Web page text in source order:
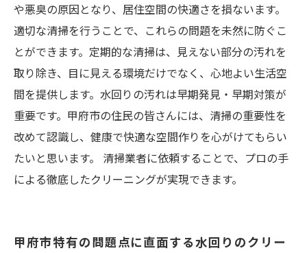
や悪臭の原因となり、居住空間の快適さを損ないます。
適切な清掃を行うことで、これらの問題を未然に防ぐこ
とができます。定期的な清掃は、見えない部分の汚れを
取り除き、目に見える環境だけでなく、心地よい生活空
間を提供します。水回りの汚れは早期発見・早期対策が
重要です。甲府市の住民の皆さんには、清掃の重要性を
改めて認識し、健康で快適な空間作りを心がけてもらい
たいと思います。 清掃業者に依頼することで、プロの手
による徹底したクリーニングが実現できます。
甲府市特有の問題点に直面する水回りのクリー